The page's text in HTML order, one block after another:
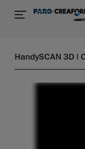
HandySCAN 3D |